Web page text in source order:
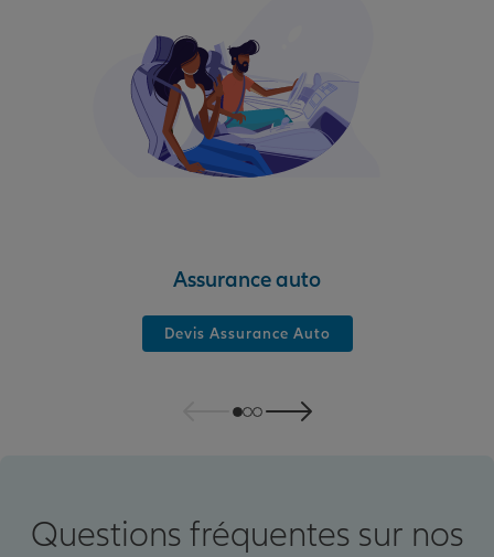
Assurance auto
Devis Assurance Auto
Questions fréquentes sur nos